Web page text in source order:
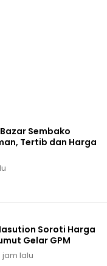
Sembako
Tertib dan Harga
Soroti Harga
Gelar GPM
jam lalu